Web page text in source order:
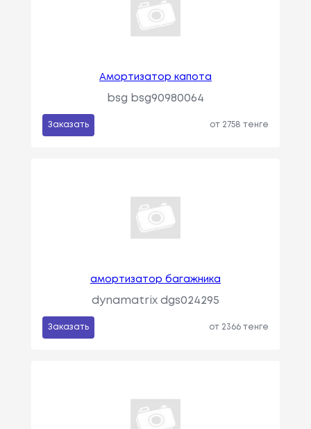
Амортизатор капота
bsg bsg90980064
Заказать от 2758 тенге
амортизатор багажника
dynamatrix dgs024295
Заказать от 2366 тенге